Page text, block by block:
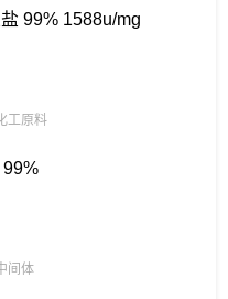
99% 1588u/mg
工原料
间体